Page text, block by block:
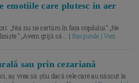
emotiile care plutesc in aer
„Noi nu ne certăm în fața copilului.” „Ne
„Avem grijă să... | Raspunde | Vezi
sau prin cezariană
aș vrea să știu dacă cele care au născut la